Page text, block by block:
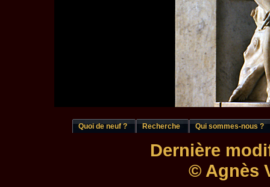
Quoi de neuf ? Recherche Qui sommes-nous ?
Dernière
© Agnès